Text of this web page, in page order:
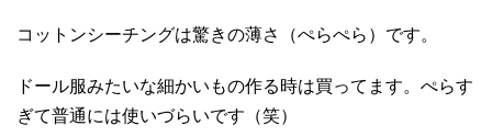
コットンシーチングは驚きの薄さ（ぺらぺら）です。
ドール服みたいな細かいもの作る時は買ってます。ぺらす
ぎて普通には使いづらいです（笑）